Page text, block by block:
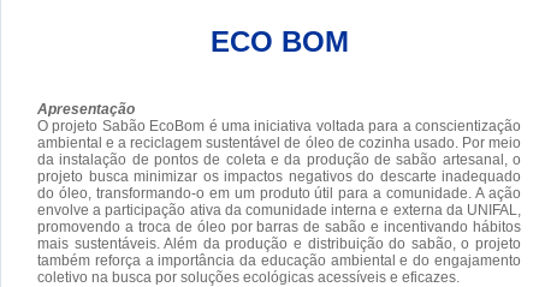
ECO BOM
Apresentação
O projeto Sabão EcoBom é uma iniciativa voltada para a conscientização
ambiental e a reciclagem sustentável de óleo de cozinha usado. Por meio
da instalação de pontos de coleta e da produção de sabão artesanal, o
projeto busca minimizar os impactos negativos do descarte inadequado
do óleo, transformando-o em um produto útil para a comunidade. A ação
envolve a participação ativa da comunidade interna e externa da UNIFAL,
promovendo a troca de óleo por barras de sabão e incentivando hábitos
mais sustentáveis. Além da produção e distribuição do sabão, o projeto
também reforça a importância da educação ambiental e do engajamento
coletivo na busca por soluções ecológicas acessíveis e eficazes.